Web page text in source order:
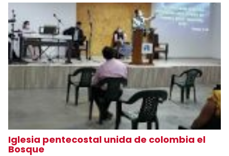
Iglesia pentecostal unida de colombia el
Bosque